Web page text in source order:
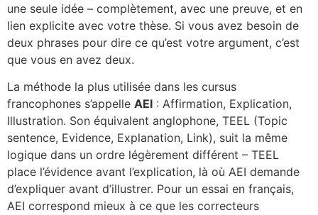
une seule idée – complètement, avec une preuve, et en
lien explicite avec votre thèse. Si vous avez besoin de
deux phrases pour dire ce qu’est votre argument, c’est
que vous en avez deux.
La méthode la plus utilisée dans les cursus
francophones s’appelle AEI : Affirmation, Explication,
Illustration. Son équivalent anglophone, TEEL (Topic
sentence, Evidence, Explanation, Link), suit la même
logique dans un ordre légèrement différent – TEEL
place l’évidence avant l’explication, là où AEI demande
d’expliquer avant d’illustrer. Pour un essai en français,
AEI correspond mieux à ce que les correcteurs